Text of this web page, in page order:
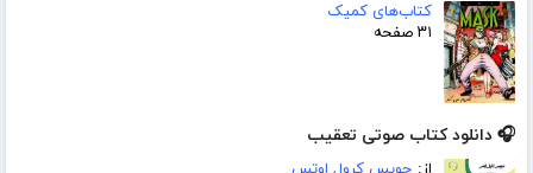
کتاب‌های کمیک
۳۱ صفحه
🎧 دانلود کتاب صوتی تعقیب